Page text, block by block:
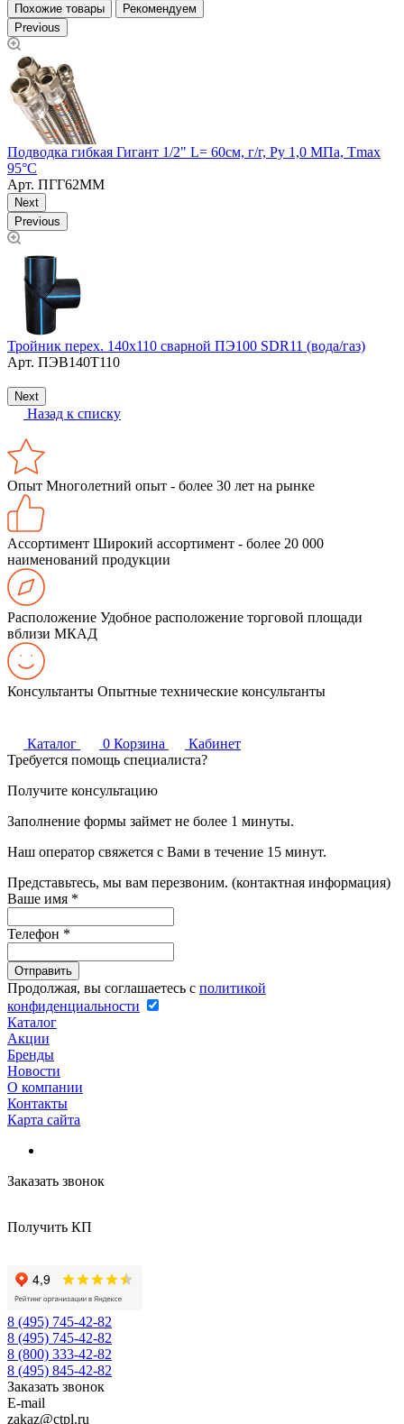
Похожие товары
Рекомендуем
Previous
Подводка гибкая Гигант 1/2" L= 60см, г/г, Ру 1,0 МПа, Тmax
95°С
Арт. ПГГ62ММ
Next
Previous
Тройник перех. 140х110 сварной ПЭ100 SDR11 (вода/газ)
Арт. ПЭВ140Т110
Next
Назад к списку
Опыт Многолетний опыт - более 30 лет на рынке
Ассортимент Широкий ассортимент - более 20 000
наименований продукции
Расположение Удобное расположение торговой площади
вблизи МКАД
Консультанты Опытные технические консультанты
Каталог 0 Корзина
Кабинет
Требуется помощь специалиста?
Получите консультацию
Заполнение формы займет не более 1 минуты.
Наш оператор свяжется с Вами в течение 15 минут.
Представьтесь, мы вам перезвоним. (контактная информация)
Ваше имя *
Телефон *
Продолжая, вы соглашаетесь с политикой
конфиденциальности
Каталог
Акции
Бренды
Новости
О компании
Контакты
Карта сайта
Заказать звонок
Получить КП
8 (495) 745-42-82
8 (495) 745-42-82
8 (800) 333-42-82
8 (495) 845-42-82
Заказать звонок
E-mail
zakaz@ctpl.ru